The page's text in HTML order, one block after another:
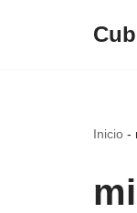
Inicio -